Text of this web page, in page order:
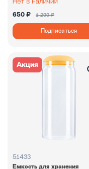
650 ₽ 1 299 ₽
Подписаться
Акция
51433
Емкость для хранения